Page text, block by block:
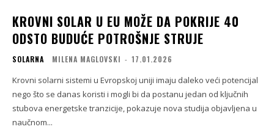
KROVNI SOLAR U EU MOŽE DA POKRIJE 40
ODSTO BUDUĆE POTROŠNJE STRUJE
SOLARNA MILENA MAGLOVSKI - 17.01.2026
Krovni solarni sistemi u Evropskoj uniji imaju daleko veći potencijal
nego što se danas koristi i mogli bi da postanu jedan od ključnih
stubova energetske tranzicije, pokazuje nova studija objavljena u
naučnom...